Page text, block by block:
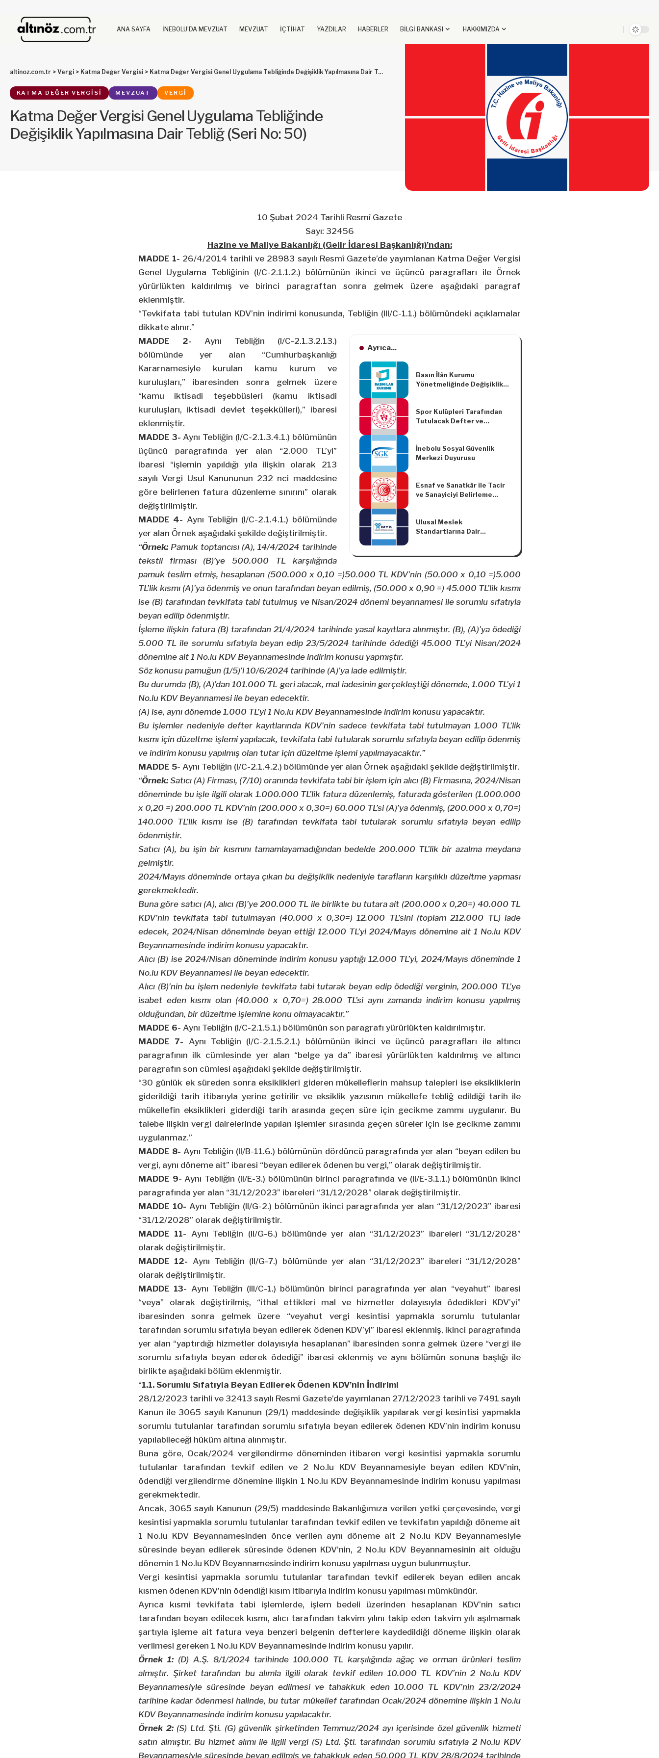
ANA SAYFA İNEBOLU’DA MEVZUAT MEVZUAT İÇTİHAT YAZDILAR HABERLER BİLGİ BANKASI HAKKIMIZDA
altinoz.com.tr > Vergi > Katma Değer Vergisi > Katma Değer Vergisi Genel Uygulama Tebliğinde Değişiklik Yapılmasına Dair Tebliğ (Seri No: 50)
KATMA DEĞER VERGISI MEVZUAT VERGI
Katma Değer Vergisi Genel Uygulama Tebliğinde
Değişiklik Yapılmasına Dair Tebliğ (Seri No: 50)
10 Şubat 2024 Tarihli Resmî Gazete
Sayı: 32456
Hazine ve Maliye Bakanlığı (Gelir İdaresi Başkanlığı)’ndan:
MADDE 1- 26/4/2014 tarihli ve 28983 sayılı Resmî Gazete’de yayımlanan Katma Değer Vergisi
Genel Uygulama Tebliğinin (I/C-2.1.1.2.) bölümünün ikinci ve üçüncü paragrafları ile Örnek
yürürlükten kaldırılmış ve birinci paragraftan sonra gelmek üzere aşağıdaki paragraf
eklenmiştir.
“Tevkifata tabi tutulan KDV’nin indirimi konusunda, Tebliğin (III/C-1.1.) bölümündeki açıklamalar
dikkate alınır.”
Ayrıca...
Basın İlân Kurumu
Yönetmeliğinde Değişiklik
Spor Kulüpleri Tarafından
Tutulacak Defter ve
İnebolu Sosyal Güvenlik
Merkezi Duyurusu
Esnaf ve Sanatkâr ile Tacir
ve Sanayiciyi Belirleme
Sayılı Kararı
Ulusal Meslek
Standartlarına Dair
(Tebliğ No: 2017/12)
MADDE 2- Aynı Tebliğin (I/C-2.1.3.2.13.)
bölümünde yer alan “Cumhurbaşkanlığı
Kararnamesiyle kurulan kamu kurum ve
kuruluşları,” ibaresinden sonra gelmek üzere
“kamu iktisadi teşebbüsleri (kamu iktisadi
kuruluşları, iktisadi devlet teşekkülleri),” ibaresi
eklenmiştir.
MADDE 3- Aynı Tebliğin (I/C-2.1.3.4.1.) bölümünün
üçüncü paragrafında yer alan “2.000 TL’yi”
ibaresi “işlemin yapıldığı yıla ilişkin olarak 213
sayılı Vergi Usul Kanununun 232 nci maddesine
göre belirlenen fatura düzenleme sınırını” olarak
değiştirilmiştir.
MADDE 4- Aynı Tebliğin (I/C-2.1.4.1.) bölümünde
yer alan Örnek aşağıdaki şekilde değiştirilmiştir.
“Örnek: Pamuk toptancısı (A), 14/4/2024 tarihinde
tekstil firması (B)’ye 500.000 TL karşılığında
pamuk teslim etmiş, hesaplanan (500.000 x 0,10 =)50.000 TL KDV’nin (50.000 x 0,10 =)5.000
TL’lik kısmı (A)’ya ödenmiş ve onun tarafından beyan edilmiş, (50.000 x 0,90 =) 45.000 TL’lik kısmı
ise (B) tarafından tevkifata tabi tutulmuş ve Nisan/2024 dönemi beyannamesi ile sorumlu sıfatıyla
beyan edilip ödenmiştir.
İşleme ilişkin fatura (B) tarafından 21/4/2024 tarihinde yasal kayıtlara alınmıştır. (B), (A)’ya ödediği
5.000 TL ile sorumlu sıfatıyla beyan edip 23/5/2024 tarihinde ödediği 45.000 TL’yi Nisan/2024
dönemine ait 1 No.lu KDV Beyannamesinde indirim konusu yapmıştır.
Söz konusu pamuğun (1/5)’i 10/6/2024 tarihinde (A)’ya iade edilmiştir.
Bu durumda (B), (A)’dan 101.000 TL geri alacak, mal iadesinin gerçekleştiği dönemde, 1.000 TL’yi 1
No.lu KDV Beyannamesi ile beyan edecektir.
(A) ise, aynı dönemde 1.000 TL’yi 1 No.lu KDV Beyannamesinde indirim konusu yapacaktır.
Bu işlemler nedeniyle defter kayıtlarında KDV’nin sadece tevkifata tabi tutulmayan 1.000 TL’lik
kısmı için düzeltme işlemi yapılacak, tevkifata tabi tutularak sorumlu sıfatıyla beyan edilip ödenmiş
ve indirim konusu yapılmış olan tutar için düzeltme işlemi yapılmayacaktır.”
MADDE 5- Aynı Tebliğin (I/C-2.1.4.2.) bölümünde yer alan Örnek aşağıdaki şekilde değiştirilmiştir.
“Örnek: Satıcı (A) Firması, (7/10) oranında tevkifata tabi bir işlem için alıcı (B) Firmasına, 2024/Nisan
döneminde bu işle ilgili olarak 1.000.000 TL’lik fatura düzenlemiş, faturada gösterilen (1.000.000
x 0,20 =) 200.000 TL KDV’nin (200.000 x 0,30=) 60.000 TL’si (A)’ya ödenmiş, (200.000 x 0,70=)
140.000 TL’lik kısmı ise (B) tarafından tevkifata tabi tutularak sorumlu sıfatıyla beyan edilip
ödenmiştir.
Satıcı (A), bu işin bir kısmını tamamlayamadığından bedelde 200.000 TL’lik bir azalma meydana
gelmiştir.
2024/Mayıs döneminde ortaya çıkan bu değişiklik nedeniyle tarafların karşılıklı düzeltme yapması
gerekmektedir.
Buna göre satıcı (A), alıcı (B)’ye 200.000 TL ile birlikte bu tutara ait (200.000 x 0,20=) 40.000 TL
KDV’nin tevkifata tabi tutulmayan (40.000 x 0,30=) 12.000 TL’sini (toplam 212.000 TL) iade
edecek, 2024/Nisan döneminde beyan ettiği 12.000 TL’yi 2024/Mayıs dönemine ait 1 No.lu KDV
Beyannamesinde indirim konusu yapacaktır.
Alıcı (B) ise 2024/Nisan döneminde indirim konusu yaptığı 12.000 TL’yi, 2024/Mayıs döneminde 1
No.lu KDV Beyannamesi ile beyan edecektir.
Alıcı (B)’nin bu işlem nedeniyle tevkifata tabi tutarak beyan edip ödediği verginin, 200.000 TL’ye
isabet eden kısmı olan (40.000 x 0,70=) 28.000 TL’si aynı zamanda indirim konusu yapılmış
olduğundan, bir düzeltme işlemine konu olmayacaktır.”
MADDE 6- Aynı Tebliğin (I/C-2.1.5.1.) bölümünün son paragrafı yürürlükten kaldırılmıştır.
MADDE 7- Aynı Tebliğin (I/C-2.1.5.2.1.) bölümünün ikinci ve üçüncü paragrafları ile altıncı
paragrafının ilk cümlesinde yer alan “belge ya da” ibaresi yürürlükten kaldırılmış ve altıncı
paragrafın son cümlesi aşağıdaki şekilde değiştirilmiştir.
“30 günlük ek süreden sonra eksiklikleri gideren mükelleflerin mahsup talepleri ise eksikliklerin
giderildiği tarih itibarıyla yerine getirilir ve eksiklik yazısının mükellefe tebliğ edildiği tarih ile
mükellefin eksiklikleri giderdiği tarih arasında geçen süre için gecikme zammı uygulanır. Bu
talebe ilişkin vergi dairelerinde yapılan işlemler sırasında geçen süreler için ise gecikme zammı
uygulanmaz.”
MADDE 8- Aynı Tebliğin (II/B-11.6.) bölümünün dördüncü paragrafında yer alan “beyan edilen bu
vergi, aynı döneme ait” ibaresi “beyan edilerek ödenen bu vergi,” olarak değiştirilmiştir.
MADDE 9- Aynı Tebliğin (II/E-3.) bölümünün birinci paragrafında ve (II/E-3.1.1.) bölümünün ikinci
paragrafında yer alan “31/12/2023” ibareleri “31/12/2028” olarak değiştirilmiştir.
MADDE 10- Aynı Tebliğin (II/G-2.) bölümünün ikinci paragrafında yer alan “31/12/2023” ibaresi
“31/12/2028” olarak değiştirilmiştir.
MADDE 11- Aynı Tebliğin (II/G-6.) bölümünde yer alan “31/12/2023” ibareleri “31/12/2028”
olarak değiştirilmiştir.
MADDE 12- Aynı Tebliğin (II/G-7.) bölümünde yer alan “31/12/2023” ibareleri “31/12/2028”
olarak değiştirilmiştir.
MADDE 13- Aynı Tebliğin (III/C-1.) bölümünün birinci paragrafında yer alan “veyahut” ibaresi
“veya” olarak değiştirilmiş, “ithal ettikleri mal ve hizmetler dolayısıyla ödedikleri KDV’yi”
ibaresinden sonra gelmek üzere “veyahut vergi kesintisi yapmakla sorumlu tutulanlar
tarafından sorumlu sıfatıyla beyan edilerek ödenen KDV’yi” ibaresi eklenmiş, ikinci paragrafında
yer alan “yaptırdığı hizmetler dolayısıyla hesaplanan” ibaresinden sonra gelmek üzere “vergi ile
sorumlu sıfatıyla beyan ederek ödediği” ibaresi eklenmiş ve aynı bölümün sonuna başlığı ile
birlikte aşağıdaki bölüm eklenmiştir.
“1.1. Sorumlu Sıfatıyla Beyan Edilerek Ödenen KDV’nin İndirimi
28/12/2023 tarihli ve 32413 sayılı Resmî Gazete’de yayımlanan 27/12/2023 tarihli ve 7491 sayılı
Kanun ile 3065 sayılı Kanunun (29/1) maddesinde değişiklik yapılarak vergi kesintisi yapmakla
sorumlu tutulanlar tarafından sorumlu sıfatıyla beyan edilerek ödenen KDV’nin indirim konusu
yapılabileceği hüküm altına alınmıştır.
Buna göre, Ocak/2024 vergilendirme döneminden itibaren vergi kesintisi yapmakla sorumlu
tutulanlar tarafından tevkif edilen ve 2 No.lu KDV Beyannamesiyle beyan edilen KDV’nin,
ödendiği vergilendirme dönemine ilişkin 1 No.lu KDV Beyannamesinde indirim konusu yapılması
gerekmektedir.
Ancak, 3065 sayılı Kanunun (29/5) maddesinde Bakanlığımıza verilen yetki çerçevesinde, vergi
kesintisi yapmakla sorumlu tutulanlar tarafından tevkif edilen ve tevkifatın yapıldığı döneme ait
1 No.lu KDV Beyannamesinden önce verilen aynı döneme ait 2 No.lu KDV Beyannamesiyle
süresinde beyan edilerek süresinde ödenen KDV’nin, 2 No.lu KDV Beyannamesinin ait olduğu
dönemin 1 No.lu KDV Beyannamesinde indirim konusu yapılması uygun bulunmuştur.
Vergi kesintisi yapmakla sorumlu tutulanlar tarafından tevkif edilerek beyan edilen ancak
kısmen ödenen KDV’nin ödendiği kısım itibarıyla indirim konusu yapılması mümkündür.
Ayrıca kısmi tevkifata tabi işlemlerde, işlem bedeli üzerinden hesaplanan KDV’nin satıcı
tarafından beyan edilecek kısmı, alıcı tarafından takvim yılını takip eden takvim yılı aşılmamak
şartıyla işleme ait fatura veya benzeri belgenin defterlere kaydedildiği döneme ilişkin olarak
verilmesi gereken 1 No.lu KDV Beyannamesinde indirim konusu yapılır.
Örnek 1: (D) A.Ş. 8/1/2024 tarihinde 100.000 TL karşılığında ağaç ve orman ürünleri teslim
almıştır. Şirket tarafından bu alımla ilgili olarak tevkif edilen 10.000 TL KDV’nin 2 No.lu KDV
Beyannamesiyle süresinde beyan edilmesi ve tahakkuk eden 10.000 TL KDV’nin 23/2/2024
tarihine kadar ödenmesi halinde, bu tutar mükellef tarafından Ocak/2024 dönemine ilişkin 1 No.lu
KDV Beyannamesinde indirim konusu yapılacaktır.
Örnek 2: (S) Ltd. Şti. (G) güvenlik şirketinden Temmuz/2024 ayı içerisinde özel güvenlik hizmeti
satın almıştır. Bu hizmet alımı ile ilgili vergi (S) Ltd. Şti. tarafından sorumlu sıfatıyla 2 No.lu KDV
Beyannamesiyle süresinde beyan edilmiş ve tahakkuk eden 50.000 TL KDV 28/8/2024 tarihinde